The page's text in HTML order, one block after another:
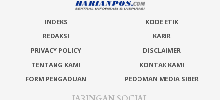
INDEKS
KODE ETIK
REDAKSI
KARIR
PRIVACY POLICY
DISCLAIMER
TENTANG KAMI
KONTAK KAMI
FORM PENGADUAN
PEDOMAN MEDIA SIBER